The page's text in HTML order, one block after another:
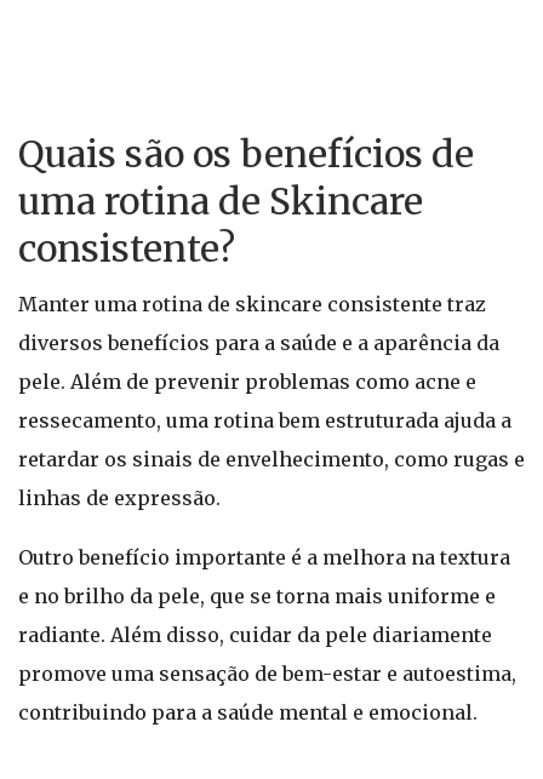
Quais são os benefícios de
uma rotina de Skincare
consistente?
Manter uma rotina de skincare consistente traz
diversos benefícios para a saúde e a aparência da
pele. Além de prevenir problemas como acne e
ressecamento, uma rotina bem estruturada ajuda a
retardar os sinais de envelhecimento, como rugas e
linhas de expressão.
Outro benefício importante é a melhora na textura
e no brilho da pele, que se torna mais uniforme e
radiante. Além disso, cuidar da pele diariamente
promove uma sensação de bem-estar e autoestima,
contribuindo para a saúde mental e emocional.